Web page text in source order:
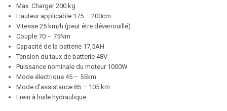
Max. Charger 200 kg
Hauteur applicable 175 – 200cm
Vitesse 25 km/h (peut être déverrouillé)
Couple 70 – 75Nm
Capacité de la batterie 17,5AH
Tension du taux de batterie 48V
Puissance nominale du moteur 1000W
Mode électrique 45 – 55km
Mode d’assistance 85 – 105 km
Frein à huile hydraulique